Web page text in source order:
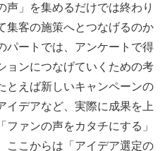
声」を集めるだけでは終わり
集客の施策へとつなげるのか
パートでは、アンケートで得
ョンにつなげていくための考
とえば新しいキャンペーンの
イデアなど、実際に成果を上
ァンの声をカタチにする」
ここからは「アイデア選定の